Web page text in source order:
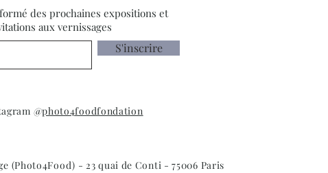
des prochaines expositions et
aux vernissages
S'inscrire
@photo4foodfondation
(Photo4Food) - 23 quai de Conti - 75006 Paris